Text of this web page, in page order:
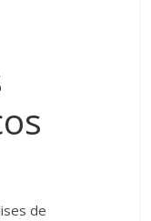
de